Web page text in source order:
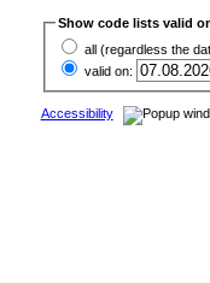
Show code lists valid
all (regardless the
valid on:
Accessibility